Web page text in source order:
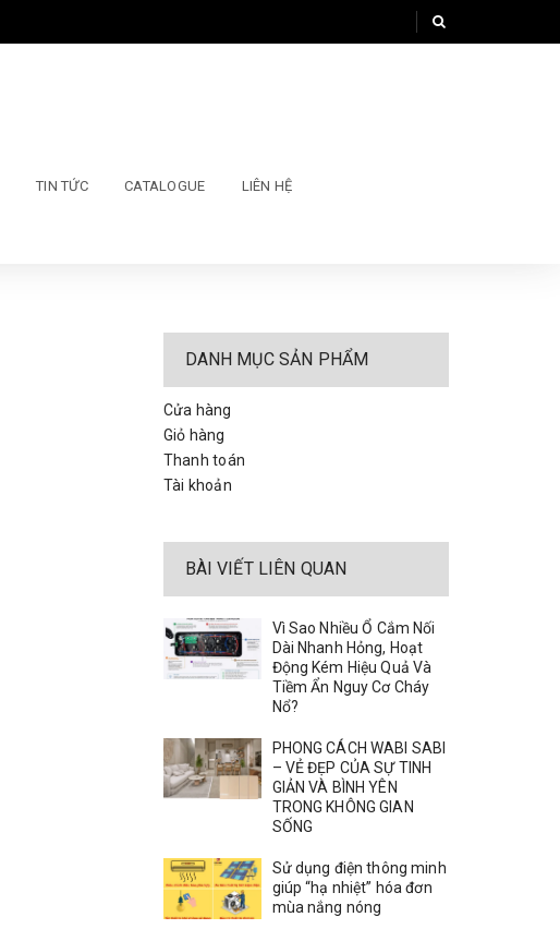
TIN TỨC CATALOGUE LIÊN HỆ
DANH MỤC SẢN PHẨM
Cửa hàng
Giỏ hàng
Thanh toán
Tài khoản
BÀI VIẾT LIÊN QUAN
Vì Sao Nhiều Ổ Cắm Nối
Dài Nhanh Hỏng, Hoạt
Động Kém Hiệu Quả Và
Tiềm Ẩn Nguy Cơ Cháy
Nổ?
PHONG CÁCH WABI SABI
– VẺ ĐẸP CỦA SỰ TINH
GIẢN VÀ BÌNH YÊN
TRONG KHÔNG GIAN
SỐNG
Sử dụng điện thông minh
giúp “hạ nhiệt” hóa đơn
mùa nắng nóng